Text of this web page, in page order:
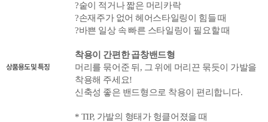
상품용도 및 특징
?숱이 적거나 짧은 머리카락
?손재주가 없어 헤어스타일링이 힘들 때
?바쁜 일상 속 빠른 스타일링이 필요할 때
착용이 간편한곱창밴드형
머리를 묶어준 뒤, 그 위에 머리끈 묶듯이 가발을
착용해 주세요!
신축성 좋은 밴드형으로 착용이 편리합니다.
* TIP, 가발의 형태가 헝클어졌을 때